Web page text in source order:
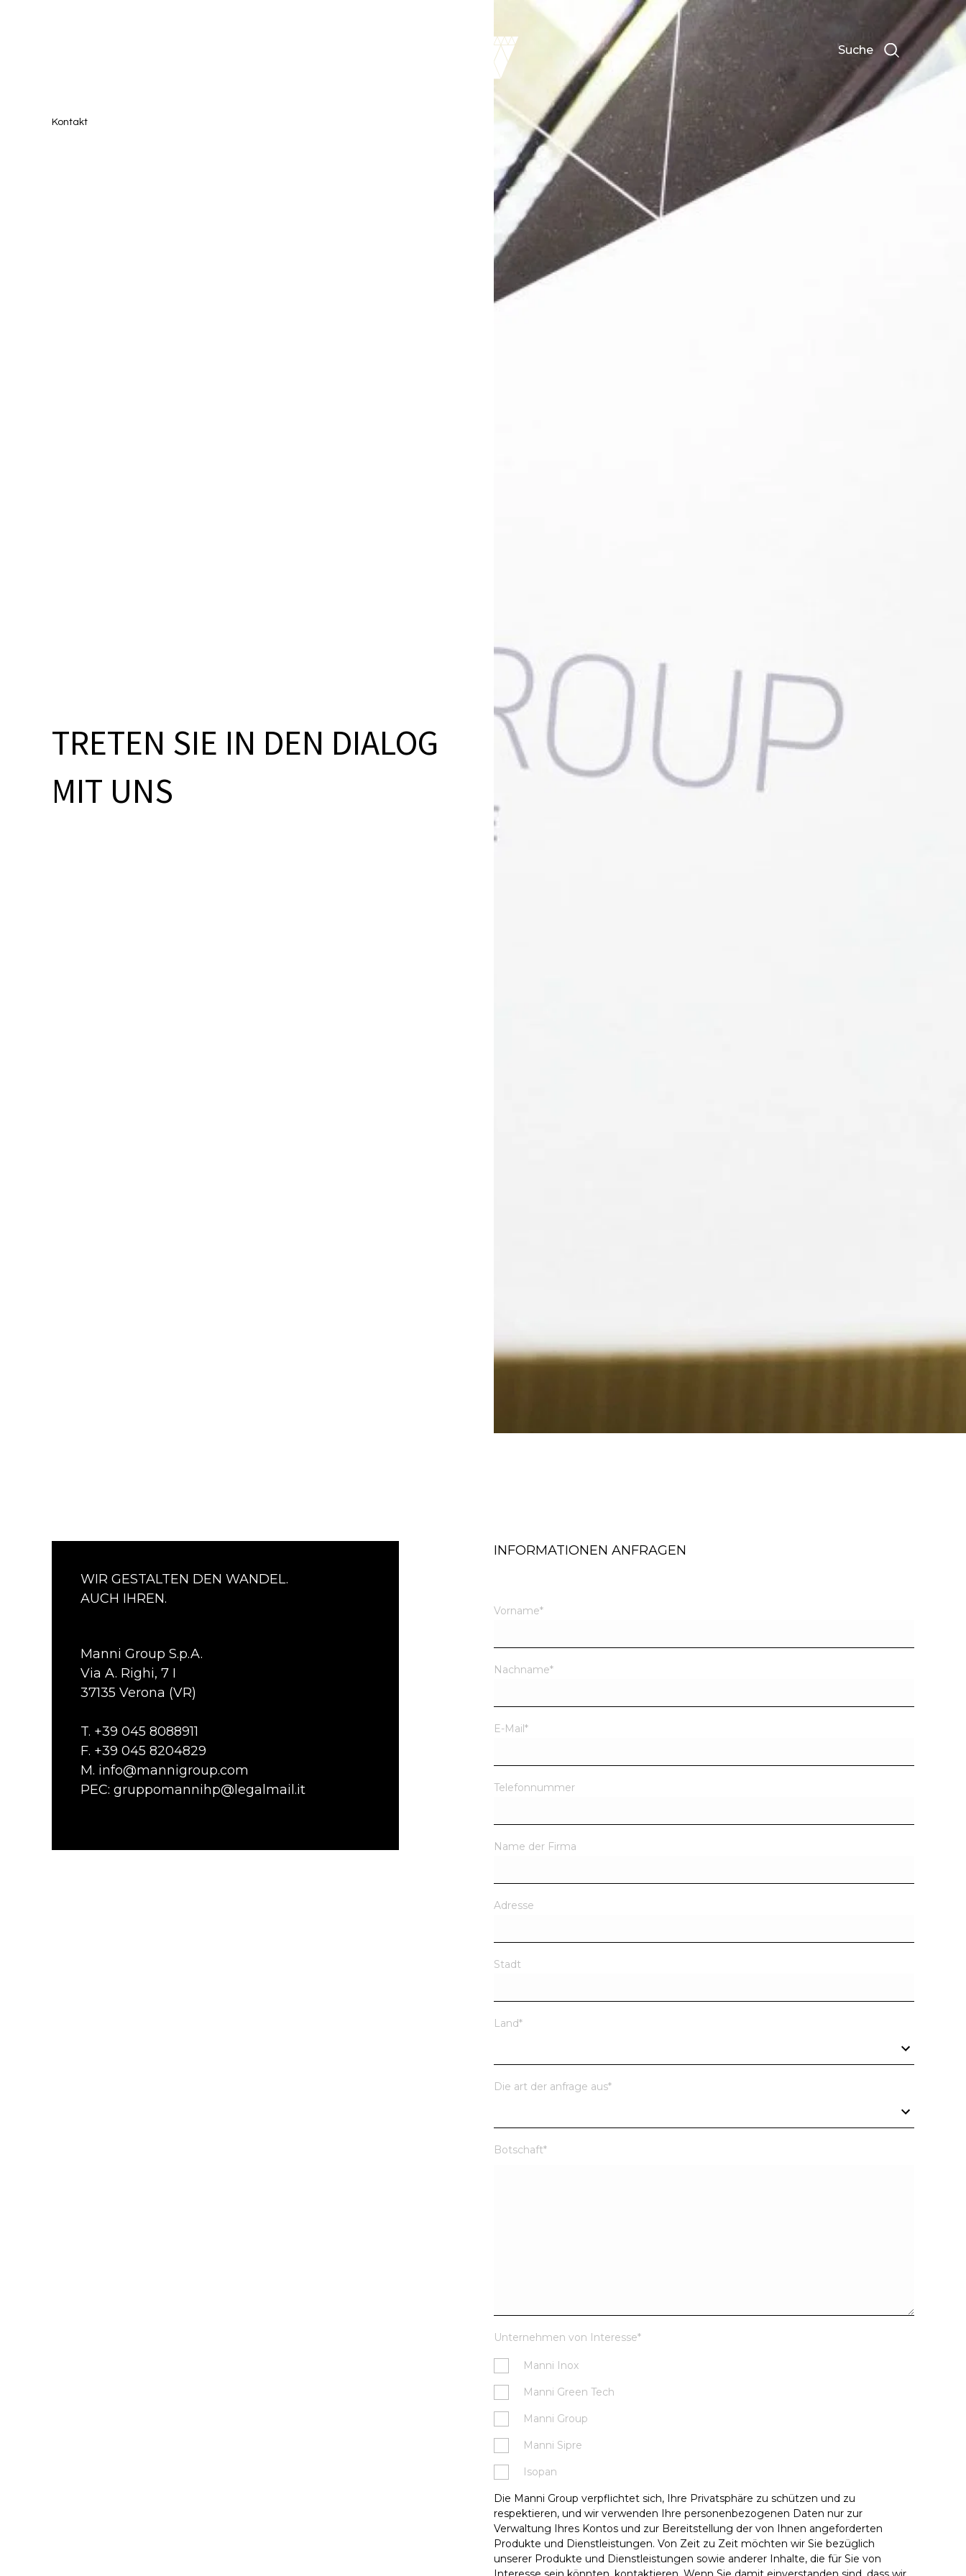
Suche
Kontakt
TRETEN SIE IN DEN DIALOG
MIT UNS
WIR GESTALTEN DEN WANDEL.
AUCH IHREN.
Manni Group S.p.A.
Via A. Righi, 7 I
37135 Verona (VR)
T. +39 045 8088911
F. +39 045 8204829
M. info@mannigroup.com
PEC: gruppomannihp@legalmail.it
INFORMATIONEN ANFRAGEN
Vorname*
Nachname*
E-Mail*
Telefonnummer
Name der Firma
Adresse
Stadt
Land*
Die art der anfrage aus*
Botschaft*
Unternehmen von Interesse*
Manni Inox
Manni Green Tech
Manni Group
Manni Sipre
Isopan
Die Manni Group verpflichtet sich, Ihre Privatsphäre zu schützen und zu
respektieren, und wir verwenden Ihre personenbezogenen Daten nur zur
Verwaltung Ihres Kontos und zur Bereitstellung der von Ihnen angeforderten
Produkte und Dienstleistungen. Von Zeit zu Zeit möchten wir Sie bezüglich
unserer Produkte und Dienstleistungen sowie anderer Inhalte, die für Sie von